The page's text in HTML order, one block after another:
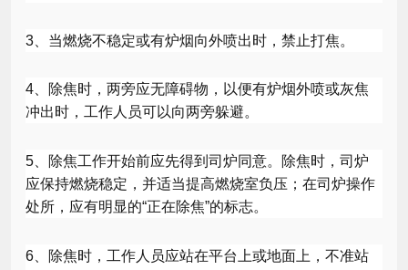
3 、当燃烧不稳定或有炉烟向外喷出时，禁止打焦。
4、除焦时，两旁应无障碍物，以便有炉烟外喷或灰焦
冲出时，工作人员可以向两旁躲避。
5 、除焦工作开始前应先得到司炉同意。除焦时，司炉
应保持燃烧稳定，并适当提高燃烧室负压；在司炉操作
处所，应有明显的“正在除焦”的标志。
6 、除焦时，工作人员应站在平台上或地面上，不准站